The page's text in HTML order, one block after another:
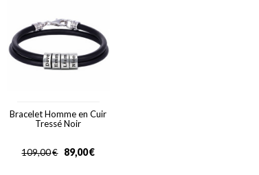
Bracelet Homme en Cuir
Tressé Noir
€
109,00 €
89,00